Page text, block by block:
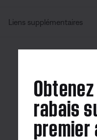
Liens supplémentaires
Bose
rabais